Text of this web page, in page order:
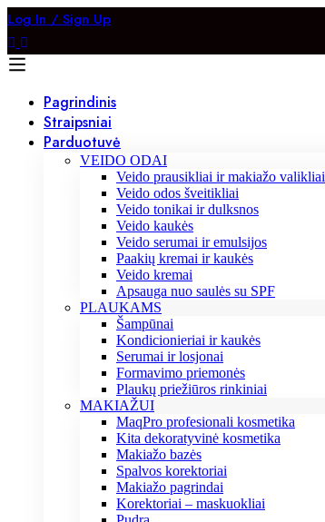
Log In / Sign Up
Pagrindinis
Straipsniai
Parduotuvė
VEIDO ODAI
Veido prausikliai ir makiažo valikliai
Veido odos šveitikliai
Veido tonikai ir dulksnos
Veido kaukės
Veido serumai ir emulsijos
Paakių kremai ir kaukės
Veido kremai
Apsauga nuo saulės su SPF
PLAUKAMS
Šampūnai
Kondicionieriai ir kaukės
Serumai ir losjonai
Formavimo priemonės
Plaukų priežiūros rinkiniai
MAKIAŽUI
MaqPro profesionali kosmetika
Kita dekoratyvinė kosmetika
Makiažo bazės
Spalvos korektoriai
Makiažo pagrindai
Korektoriai – maskuokliai